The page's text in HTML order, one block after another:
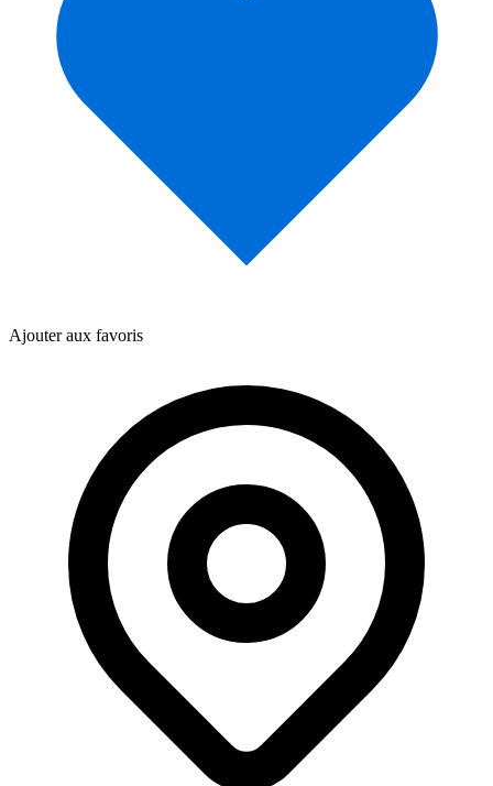
Ajouter aux favoris